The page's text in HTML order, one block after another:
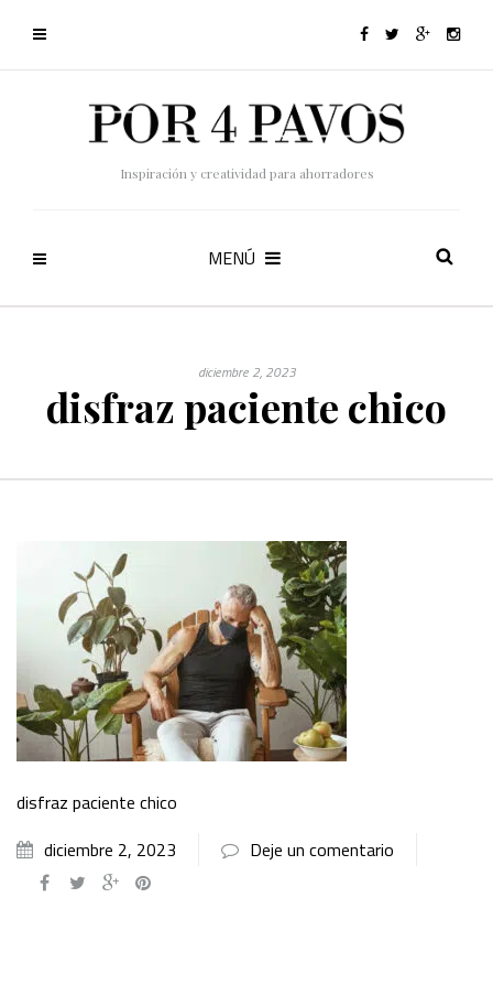
Inspiración y creatividad para ahorradores
MENÚ
diciembre 2, 2023
disfraz paciente chico
disfraz paciente chico
diciembre 2, 2023
Deje un comentario